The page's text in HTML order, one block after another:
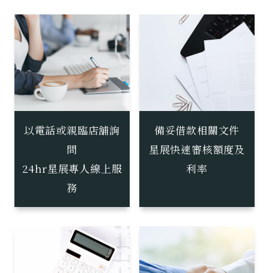
以電話或親臨店舖詢
問
24hr星展專人線上服
務
備妥借款相關文件
星展快速審核額度及
利率